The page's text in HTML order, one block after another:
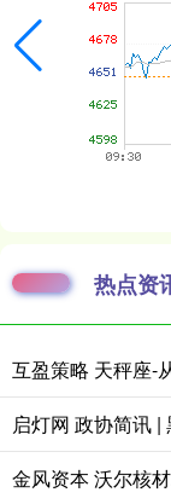
热点资
互盈策略 天秤座-
启灯网 政协简讯
金风资本 沃尔核